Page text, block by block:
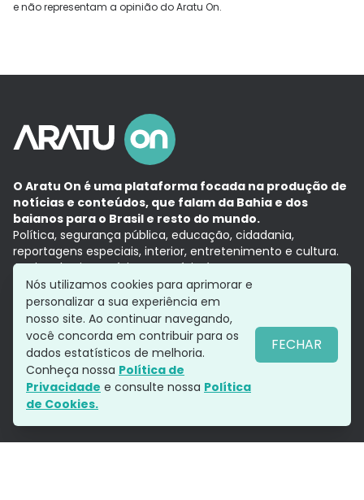
e não representam a opinião do Aratu On.
O Aratu On é uma plataforma focada na produção de
notícias e conteúdos, que falam da Bahia e dos
baianos para o Brasil e resto do mundo.
Política, segurança pública, educação, cidadania,
reportagens especiais, interior, entretenimento e cultura.
Aqui, tudo vira notícia e a notícia é no tempo presente,
com a credibilidade do Grupo Aratu.
Grupo Aratu
Política de privacidade
Siga-nos
Nós utilizamos cookies para aprimorar e
personalizar a sua experiência em
nosso site. Ao continuar navegando,
você concorda em contribuir para os
dados estatísticos de melhoria.
Conheça nossa Política de
Privacidade e consulte nossa Política
de Cookies.
FECHAR